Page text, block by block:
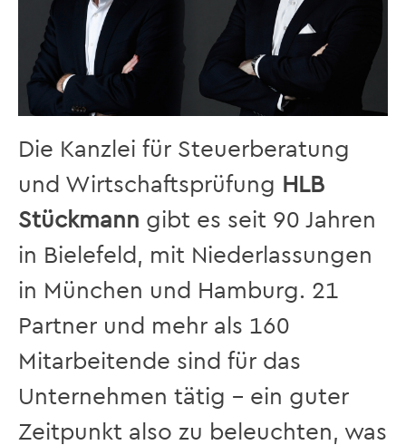
Die Kanzlei für Steuerberatung
und Wirtschaftsprüfung HLB
Stückmann gibt es seit 90 Jahren
in Bielefeld, mit Niederlassungen
in München und Hamburg. 21
Partner und mehr als 160
Mitarbeitende sind für das
Unternehmen tätig – ein guter
Zeitpunkt also zu beleuchten, was